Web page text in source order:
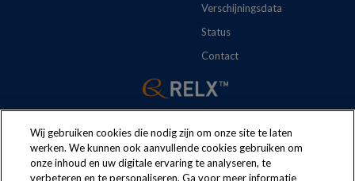
Verschijningsdata
Status
Contact
The following regulations apply to the use of this website:
Wij gebruiken cookies die nodig zijn om onze site te laten
werken. We kunnen ook aanvullende cookies gebruiken om
onze inhoud en uw digitale ervaring te analyseren, te
verbeteren en te personaliseren. Ga voor meer informatie